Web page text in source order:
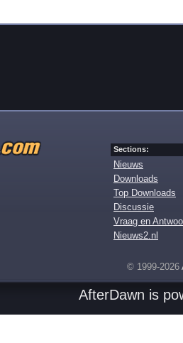
Sections:
Nieuws
Downloads
Top Downloads
Discussie
Vraag en
Nieuws2.nl
© 1999-2026
AfterDawn is